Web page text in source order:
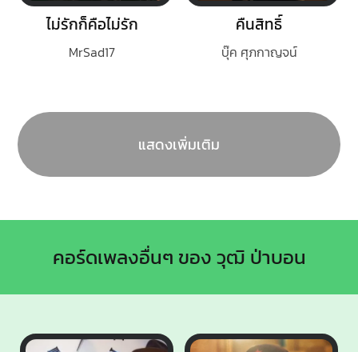
ไม่รักก็คือไม่รัก
MrSad17
คืนสิทธิ์
บุ๊ค ศุภกาญจน์
แสดงเพิ่มเติม
คอร์ดเพลงอื่นๆ ของ วุฒิ ป่าบอน